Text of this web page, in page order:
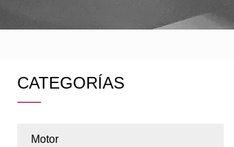
CATEGORÍAS
Motor